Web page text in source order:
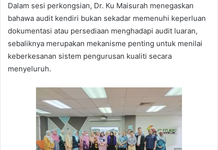
Dalam sesi perkongsian, Dr. Ku Maisurah menegaskan
bahawa audit kendiri bukan sekadar memenuhi keperluan
dokumentasi atau persediaan menghadapi audit luaran,
sebaliknya merupakan mekanisme penting untuk menilai
keberkesanan sistem pengurusan kualiti secara
menyeluruh.